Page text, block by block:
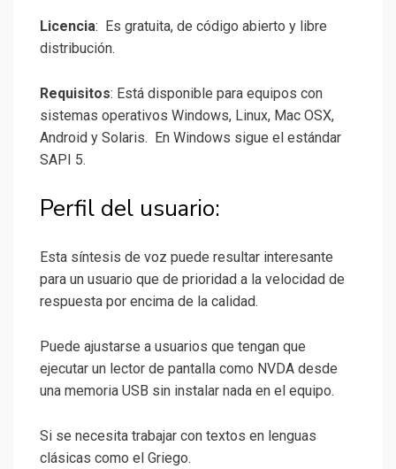
Licencia: Es gratuita, de código abierto y libre
distribución.
Requisitos: Está disponible para equipos con
sistemas operativos Windows, Linux, Mac OSX,
Android y Solaris. En Windows sigue el estándar
SAPI 5.
Perfil del usuario:
Esta síntesis de voz puede resultar interesante
para un usuario que de prioridad a la velocidad de
respuesta por encima de la calidad.
Puede ajustarse a usuarios que tengan que
ejecutar un lector de pantalla como NVDA desde
una memoria USB sin instalar nada en el equipo.
Si se necesita trabajar con textos en lenguas
clásicas como el Griego.